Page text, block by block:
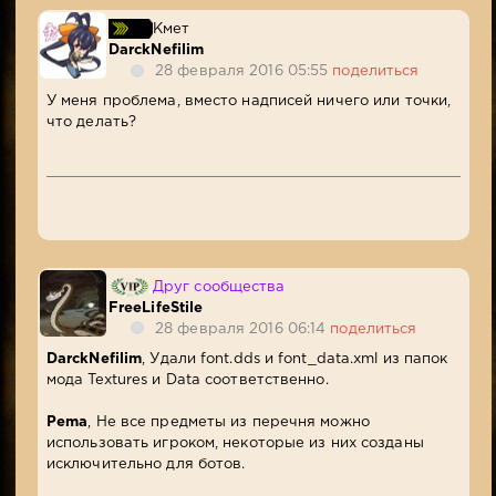
Кмет
DarckNefilim
28 февраля 2016 05:55 поделиться
У меня проблема, вместо надписей ничего или точки,
что делать?
Друг сообщества
FreeLifeStile
28 февраля 2016 06:14 поделиться
DarckNefilim , Удали font.dds и font_data.xml из папок
мода Textures и Data соответственно.
Pema
, Не все предметы из перечня можно
использовать игроком, некоторые из них созданы
исключительно для ботов.